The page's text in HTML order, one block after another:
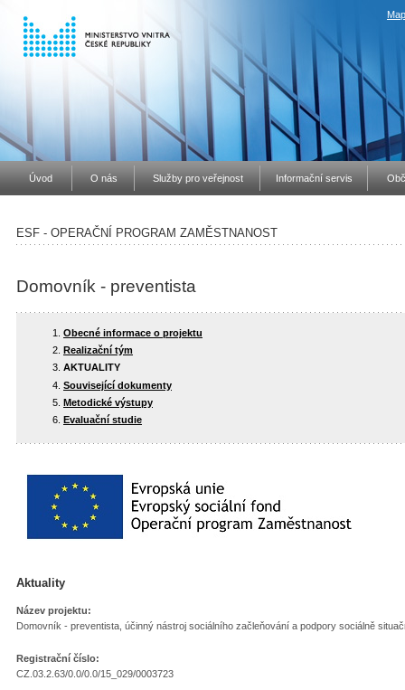
Úvod O nás Služby pro veřejnost Informační servis
ESF - OPERAČNÍ PROGRAM ZAMĚSTNANOST
Domovník - preventista
Obecné informace o projektu
Realizační tým
AKTUALITY
Související dokumenty
Metodické výstupy
Evaluační studie
Aktuality
Název projektu:
Domovník - preventista, účinný nástroj sociálního začleňování a podpory sociálně
Registrační číslo:
CZ.03.2.63/0.0/0.0/15_029/0003723